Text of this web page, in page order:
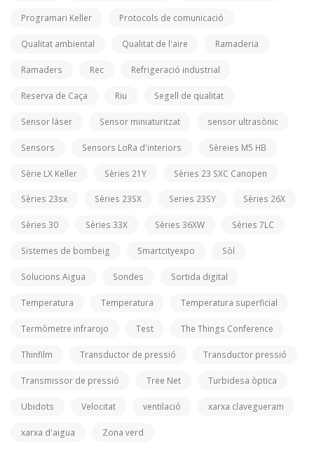
Programari Keller Protocols de comunicació
Qualitat ambiental Qualitat de l'aire Ramaderia
Ramaders Rec Refrigeració industrial
Reserva de Caça Riu Segell de qualitat
Sensor làser Sensor miniaturitzat sensor ultrasònic
Sensors Sensors LoRa d'interiors Sèreies M5 HB
Sèrie LX Keller Sèries 21Y Sèries 23 SXC Canopen
Sèries 23sx Sèries 23SX Series 23SY Sèries 26X
Sèries 30 Sèries 33X Sèries 36XW Sèries 7LC
Sistemes de bombeig Smartcityexpo Sòl
Solucions Aigua Sondes Sortida digital
Temperatura Temperatura Temperatura superficial
Termòmetre infrarojo Test The Things Conference
Thinfilm Transductor de pressió Transductor pressió
Transmissor de pressió Tree Net Turbidesa òptica
Ubidots Velocitat ventilació xarxa clavegueram
xarxa d'aigua Zona verd